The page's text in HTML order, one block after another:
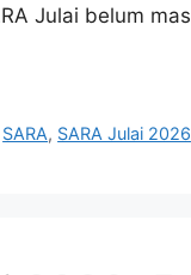
Julai belum
SARA, SARA Julai 2026